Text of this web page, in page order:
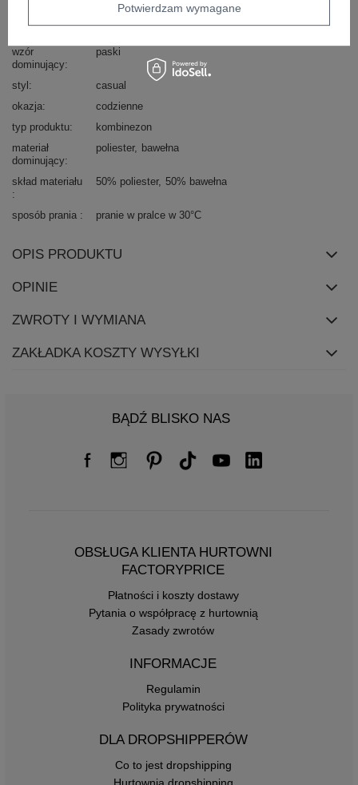
361-KO-03042021.37
wzór
dominujący
paski
styl
casual
okazja
codzienne
typ produktu
kombinezon
materiał
dominujący
poliester bawełna
skład materiału 50% poliester 50% bawełna
sposób prania pranie w pralce w 30°C
OPIS PRODUKTU
OPINIE
ZWROTY I WYMIANA
ZAKŁADKA KOSZTY WYSYŁKI
BĄDŹ BLISKO NAS
OBSŁUGA KLIENTA HURTOWNI
FACTORYPRICE
Płatności i koszty dostawy
Pytania o współpracę z hurtownią
Zasady zwrotów
INFORMACJE
Regulamin
Polityka prywatności
DLA DROPSHIPPERÓW
Co to jest dropshipping
Potwierdzam wymagane